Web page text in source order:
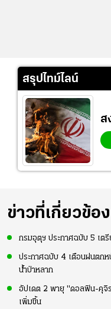
สรุปไทม์ไลน์
ส
ข่าวที่เกี่ยวข้อง
กรมอุตุฯ ประกาศฉบับ 5 เ
ประกาศฉบับ 4 เตือนฝนตก
น้ำป่าหลาก
อัปเดต 2 พายุ "ดอลฟิน-คุจิร
เพิ่มขึ้น